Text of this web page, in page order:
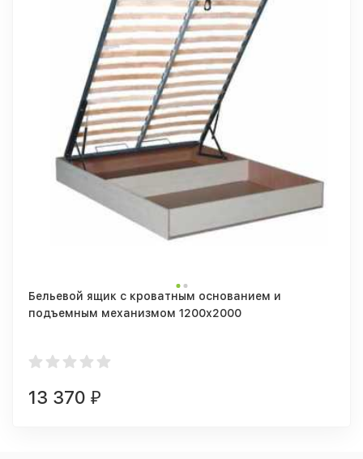
Бельевой ящик с кроватным основанием и
подъемным механизмом 1200х2000
13 370 ₽